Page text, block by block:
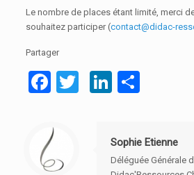
Le nombre de places étant limité, merci
souhaitez participer (contact@didac-
Partager
Facebook
TwitterLinkedIn
Sophie Etienne
Déléguée Générale